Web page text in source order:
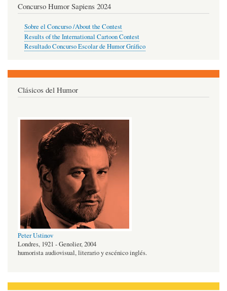
Concurso Humor Sapiens 2024
Sobre el Concurso /About the Contest
Results of the International Cartoon Contest
Resultado Concurso Escolar de Humor Gráfico
Clásicos del Humor
Peter Ustinov
Londres, 1921 - Genolier, 2004
humorista audiovisual, literario y escénico inglés.